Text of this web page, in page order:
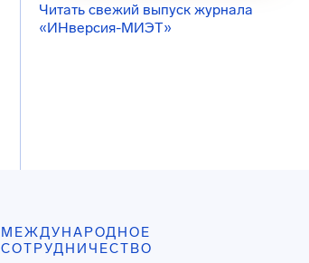
Читать свежий выпуск журнала
«ИНверсия-МИЭТ»
МЕЖДУНАРОДНОЕ
СОТРУДНИЧЕСТВО